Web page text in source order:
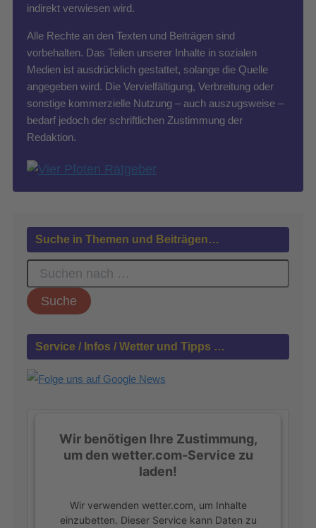
indirekt verwiesen wird.
Alle Rechte an den Texten und Beiträgen sind
vorbehalten. Das Teilen unserer Inhalte in sozialen
Medien ist ausdrücklich gestattet, solange die Quelle
angegeben wird. Die Vervielfältigung, Verbreitung oder
sonstige kommerzielle Nutzung – auch auszugsweise –
bedarf jedoch der schriftlichen Zustimmung der
Redaktion.
Suche in Themen und Beiträgen…
c
h
n
c
Service / Infos / Wetter und Tipps …
Wir benötigen Ihre Zustimmung,
um den wetter.com-Service zu
laden!
Wir verwenden wetter.com, um Inhalte
einzubetten. Dieser Service kann Daten zu